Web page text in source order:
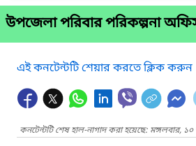
উপজেলা পরিবার পরিকল্পনা
এই কনটেন্টটি শেয়ার করতে ক্লিক করুন
কনটেন্টটি শেষ হাল-নাগাদ করা হয়েছে: মঙ্গলবার,